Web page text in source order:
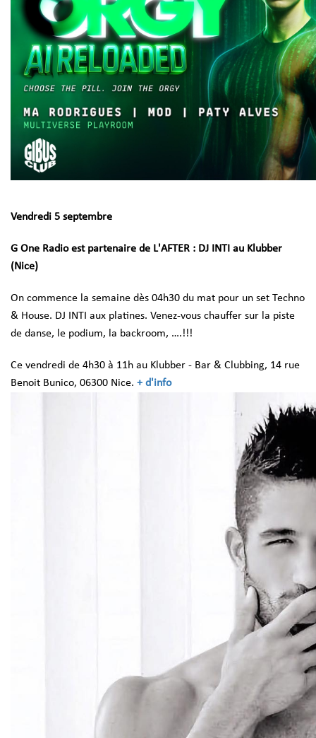
Vendredi 5 septembre
G One Radio est partenaire de L'AFTER : DJ INTI au Klubber
(Nice)
On commence la semaine dès 04h30 du mat pour un set Techno
& House. DJ INTI aux platines. Venez-vous chauffer sur la piste
de danse, le podium, la backroom, ….!!!
Ce vendredi de 4h30 à 11h au Klubber - Bar & Clubbing, 14 rue
Benoit Bunico, 06300 Nice. + d'info